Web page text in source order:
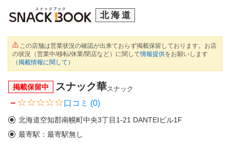
北海道
この店舗は営業状況の確認が出来ておらず掲載保留しております。お店
の状況（営業中/移転/休業/閉店など）に関して情報提供をお願いします
（掲載情報に関して ）
掲載保留中 スナック華スナック
－ 口コミ (0)
北海道空知郡南幌町中央3丁目1-21 DANTEIビル1F
最寄駅：最寄駅無し